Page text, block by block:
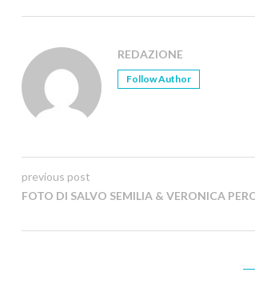
REDAZIONE
Follow Author
previous post
FOTO DI SALVO SEMILIA & VERONICA